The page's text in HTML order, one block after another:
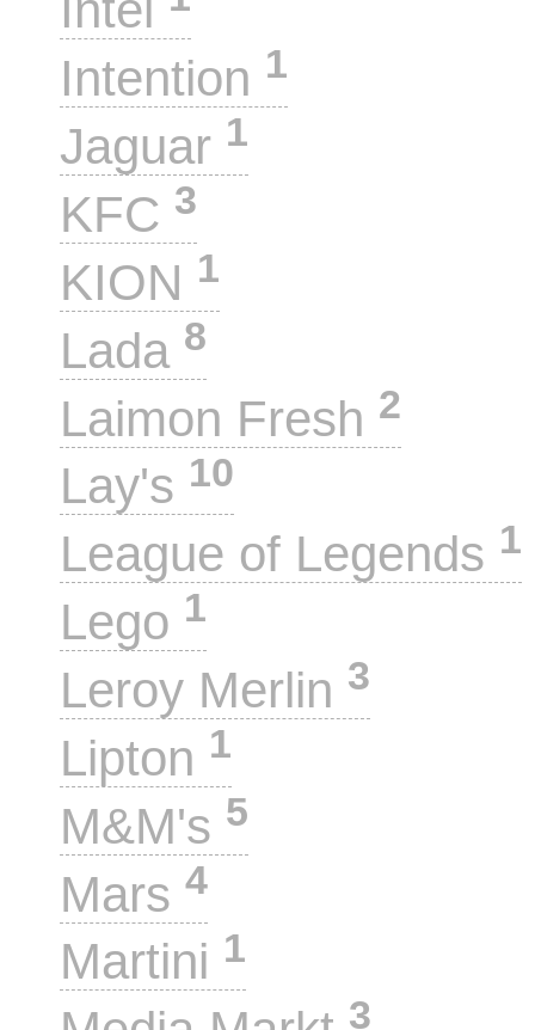
Intention 1
Jaguar 1
KFC 3
KION 1
Lada 8
Laimon Fresh 2
Lay's 10
League of Legends 1
Lego 1
Leroy Merlin 3
Lipton 1
M&M's 5
Mars 4
Martini 1
3